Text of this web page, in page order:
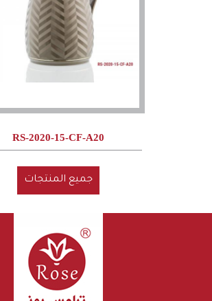
RS-2020-15-CF-A20
جميع المنتجات